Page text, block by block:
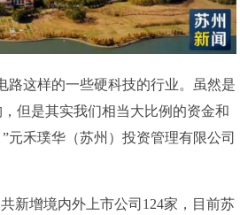
这样的一些硬科技的行业。虽然是
但是其实我们相当大比例的资金和
元禾璞华（苏州）投资管理有限公司
增境内外上市公司124家，目前苏